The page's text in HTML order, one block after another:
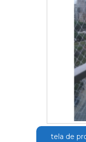
tela de